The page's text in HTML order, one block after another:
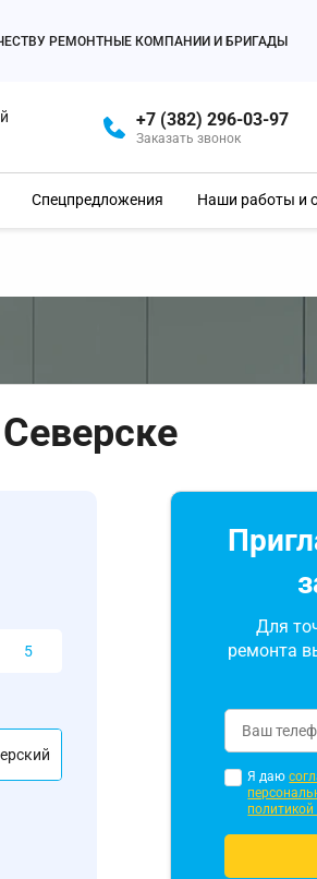
РЕМОНТНЫЕ КОМПАНИИ И БРИГАДЫ
+7 (382) 296-03-97
Заказать звонок
Спецпредложения Наши работы и
Для
ремонта
Я даю